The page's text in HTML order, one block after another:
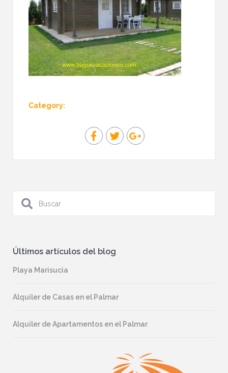
Category:
Últimos artículos del blog
Playa Marisucia
Alquiler de Casas en el Palmar
Alquiler de Apartamentos en el Palmar